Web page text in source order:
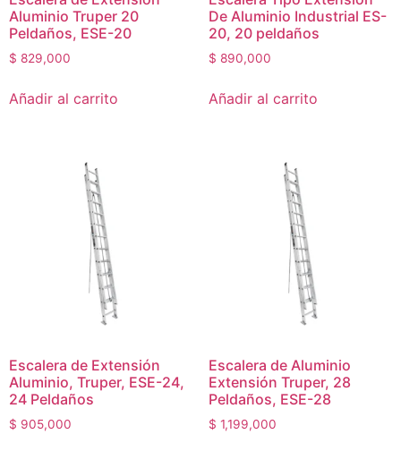
Aluminio Truper 20
Peldaños, ESE-20
$ 829,000
Añadir al carrito
De Aluminio Industrial ES-
20, 20 peldaños
$ 890,000
Añadir al carrito
Escalera de Extensión
Aluminio, Truper, ESE-24,
24 Peldaños
$ 905,000
Escalera de Aluminio
Extensión Truper, 28
Peldaños, ESE-28
$ 1,199,000